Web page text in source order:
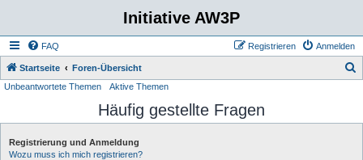
Initiative AW3P
FAQ Anmelden
Registrieren
Startseite Foren-Übersicht
h
Unbeantwortete Themen Aktive Themen
Häufig gestellte Fragen
Registrierung und Anmeldung
Wozu muss ich mich registrieren?